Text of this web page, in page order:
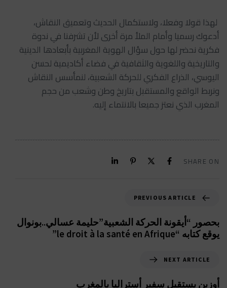
‏‎ لهذا قولا وفعلا، ولاستكمال الحديث وتعميق النقاش،
أدعوك رسميا وأمام الملأ مرة أخرى لأن تشرفنا في ندوة
فكرية نحضر لها حول سؤال الهوية المغربية بأبعادها الدينية
والتاريخية واللغوية والثقافية في فضاء أكاديمية لحسن
اليوسي، الذراع الفكري للحركة الشعبية، لنمأسس النقاش
ونربط الواقع والمستقبل بتاريخ وطن وشعب من حجم
المغرب الذي نعتز جميعا بالانتماء إليه.
SHARE ON
PREVIOUS ARTICLE
بحصور “أيقونة الحركة الشعبية”حليمة عسالي..بونوال
يوقع كتابه “le droit à la santé en Afrique”
NEXT ARTICLE
أوزين يستقبل سفير أستراليا بالمغرب